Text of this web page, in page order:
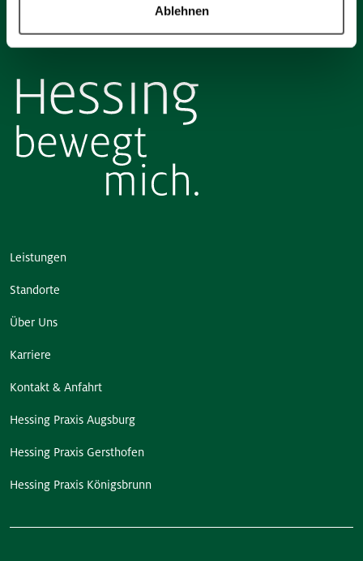
Ablehnen
Leistungen
Standorte
Über Uns
Karriere
Kontakt & Anfahrt
Hessing Praxis Augsburg
Hessing Praxis Gersthofen
Hessing Praxis Königsbrunn